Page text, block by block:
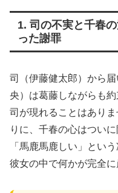
1. 司の不実と千春
った謝罪
司（伊藤健太郎）から
央）は葛藤しながらも
司が現れることはあり
りに、千春の心はつい
「馬鹿馬鹿しい」とい
彼女の中で何かが完全に